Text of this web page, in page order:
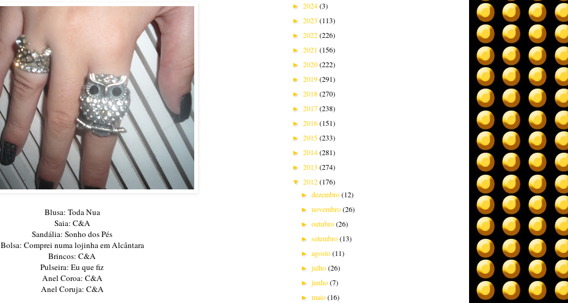
Blusa: Toda Nua
Saia: C&A
Sandália: Sonho dos Pés
Bolsa: Comprei numa lojinha em Alcântara
Brincos: C&A
Pulseira: Eu que fiz
Anel Coroa: C&A
Anel Coruja: C&A
► 2024(3)
► 2023 (113)
► 2022(226)
► 2021 (156)
► 2020(222)
► 2019(291)
► 2018(270)
► 2017(238)
► 2016(151)
► 2015(233)
► 2014(281)
► 2013 (274)
▼ 2012(176)
►dezembro(12)
►novembro(26)
►outubro(26)
►setembro(13)
►agosto(11)
►julho(26)
►junho(7)
►maio(16)